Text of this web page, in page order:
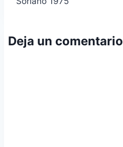
Deja un comentario